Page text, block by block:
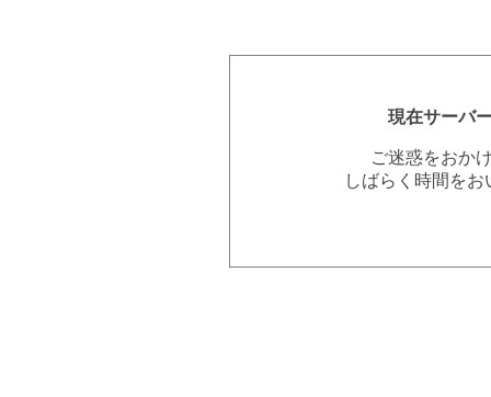
現在サーバ
ご迷惑をおか
しばらく時間を